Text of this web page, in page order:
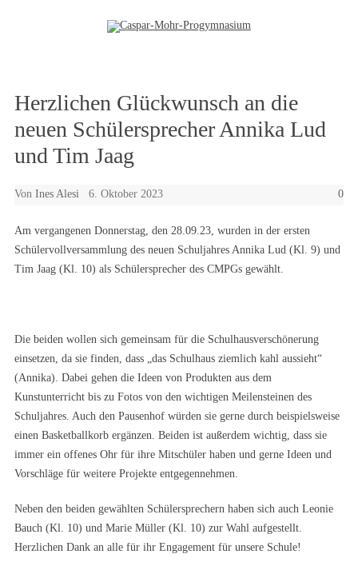
Herzlichen Glückwunsch an die
neuen Schülersprecher Annika Lud
und Tim Jaag
Von Ines Alesi 6. Oktober 2023 0
Am vergangenen Donnerstag, den 28.09.23, wurden in der ersten
Schülervollversammlung des neuen Schuljahres Annika Lud (Kl. 9) und
Tim Jaag (Kl. 10) als Schülersprecher des CMPGs gewählt.
Die beiden wollen sich gemeinsam für die Schulhausverschönerung
einsetzen, da sie finden, dass „das Schulhaus ziemlich kahl aussieht“
(Annika). Dabei gehen die Ideen von Produkten aus dem
Kunstunterricht bis zu Fotos von den wichtigen Meilensteinen des
Schuljahres. Auch den Pausenhof würden sie gerne durch beispielsweise
einen Basketballkorb ergänzen. Beiden ist außerdem wichtig, dass sie
immer ein offenes Ohr für ihre Mitschüler haben und gerne Ideen und
Vorschläge für weitere Projekte entgegennehmen.
Neben den beiden gewählten Schülersprechern haben sich auch Leonie
Bauch (Kl. 10) und Marie Müller (Kl. 10) zur Wahl aufgestellt.
Herzlichen Dank an alle für ihr Engagement für unsere Schule!